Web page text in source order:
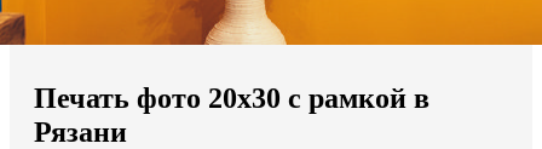
Мы доставляем по всему миру
Продолжить без города
Печать фото 20х30 с рамкой в
Рязани